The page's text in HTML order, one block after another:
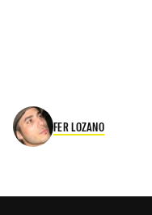
FER LOZANO